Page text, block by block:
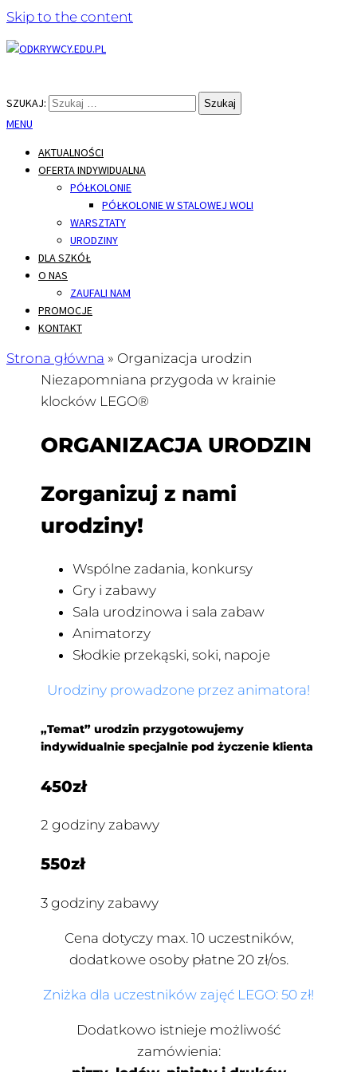
Skip to the content
ODKRYWCY.EDU.PL
SZUKAJ:
MENU
AKTUALNOŚCI
OFERTA INDYWIDUALNA
PÓŁKOLONIE
PÓŁKOLONIE W STALOWEJ WOLI
WARSZTATY
URODZINY
DLA SZKÓŁ
O NAS
ZAUFALI NAM
PROMOCJE
KONTAKT
Strona główna » Organizacja urodzin
Niezapomniana przygoda w krainie
klocków LEGO®
ORGANIZACJA URODZIN
Zorganizuj z nami
urodziny!
Wspólne zadania, konkursy
Gry i zabawy
Sala urodzinowa i sala zabaw
Animatorzy
Słodkie przekąski, soki, napoje
Urodziny prowadzone przez animatora!
„Temat” urodzin przygotowujemy
indywidualnie specjalniepod życzenie klienta
450zł
2 godziny zabawy
550zł
3 godziny zabawy
Cena dotyczy max. 10 uczestników,
dodatkowe osoby płatne 20 zł/os.
Zniżka dla uczestników zajęć LEGO: 50 zł!
Dodatkowo istnieje możliwość
zamówienia: